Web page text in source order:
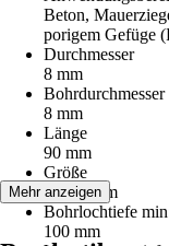
Beton,
porigem Gefüge
Durchmesser
8 mm
Bohrdurchmesser
8 mm
Länge
90 mm
Größe
8 x 90 mm
Bohrlochtiefe
100 mm
Mehr anzeigen